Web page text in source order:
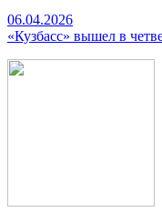
06.04.2026
«Кузбасс» вышел в